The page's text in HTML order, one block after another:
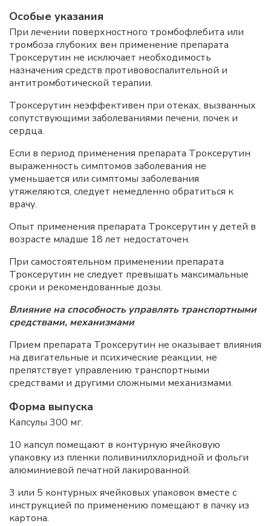
Особые указания
При лечении поверхностного тромбофлебита или
тромбоза глубоких вен применение препарата
Троксерутин не исключает необходимость
назначения средств противовоспалительной и
антитромботической терапии.
Троксерутин неэффективен при отеках, вызванных
сопутствующими заболеваниями печени, почек и
сердца.
Если в период применения препарата Троксерутин
выраженность симптомов заболевания не
уменьшается или симптомы заболевания
утяжеляются, следует немедленно обратиться к
врачу.
Опыт применения препарата Троксерутин у детей в
возрасте младше 18 лет недостаточен.
При самостоятельном применении препарата
Троксерутин не следует превышать максимальные
сроки и рекомендованные дозы.
Влияние на способность управлять транспортными
средствами, механизмами
Прием препарата Троксерутин не оказывает влияния
на двигательные и психические реакции, не
препятствует управлению транспортными
средствами и другими сложными механизмами.
Форма выпуска
Капсулы 300 мг.
10 капсул помещают в контурную ячейковую
упаковку из пленки поливинилхлоридной и фольги
алюминиевой печатной лакированной.
3 или 5 контурных ячейковых упаковок вместе с
инструкцией по применению помещают в пачку из
картона.